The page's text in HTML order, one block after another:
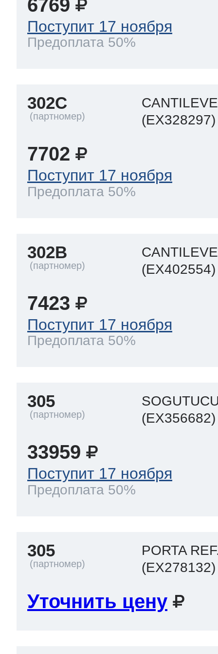
6769
Поступит 17 ноября
Предоплата 50%
302C
(EX328297)
7702
Поступит 17 ноября
Предоплата 50%
302B
(EX402554)
7423
Поступит 17 ноября
Предоплата 50%
305
(EX356682)
33959
Поступит 17 ноября
Предоплата 50%
305
PORTA
(EX278132)
Уточнить цену